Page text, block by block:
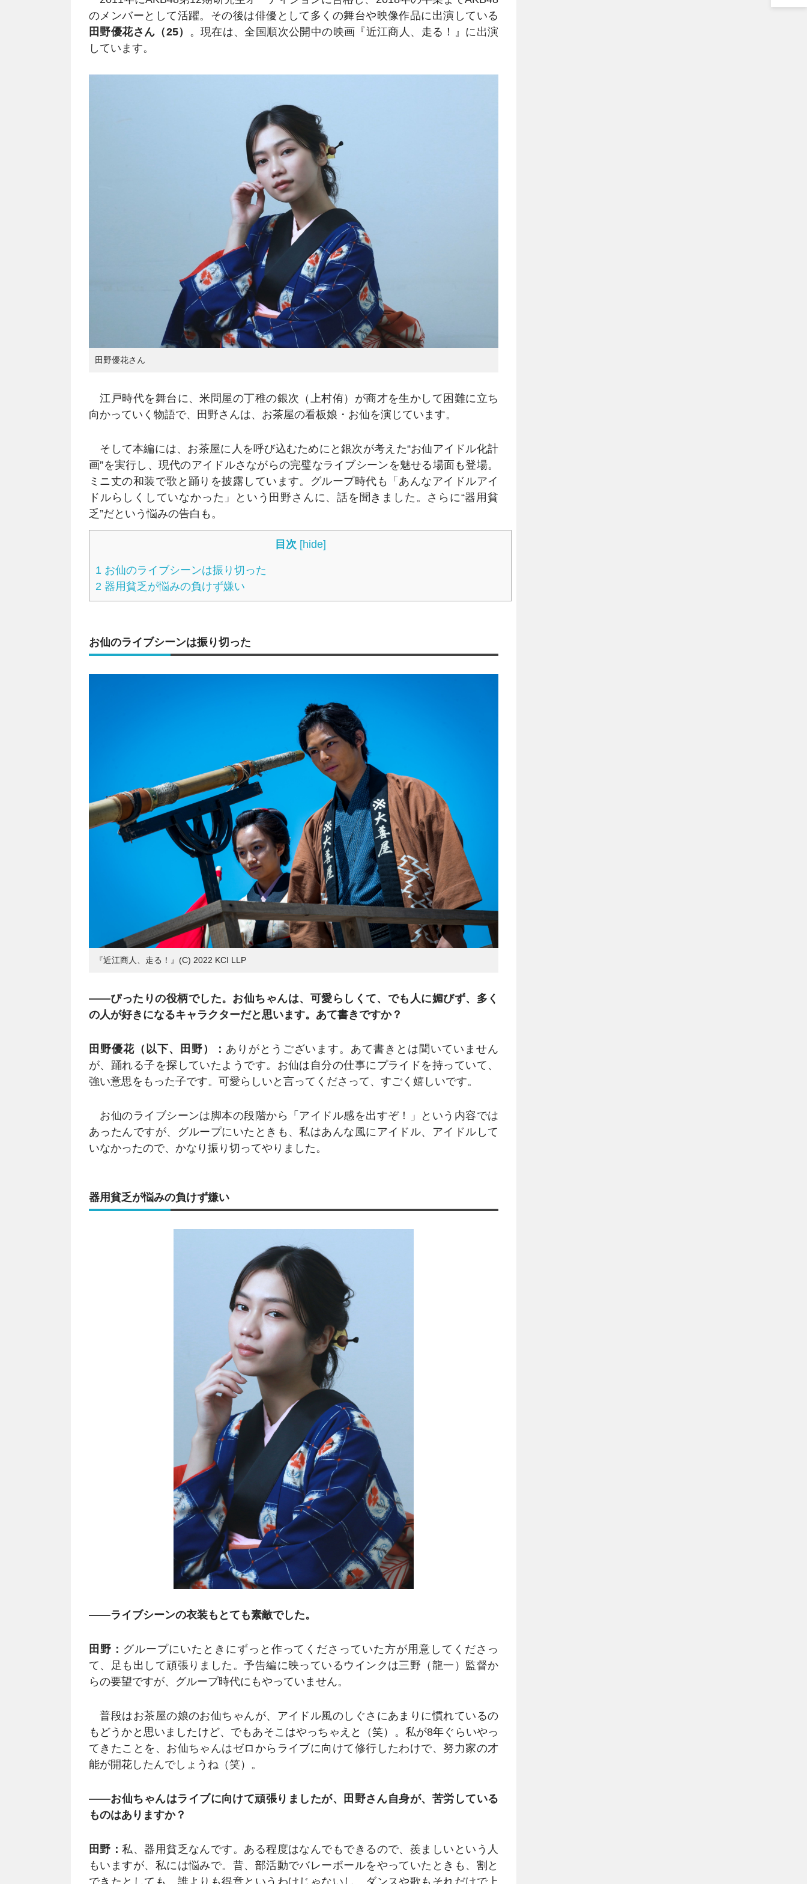
のメンバーとして活躍。その後は俳優として多くの舞台や映像作品に出演している
田野優花さん（25） 。現在は、全国順次公開中の映画『近江商人、走る！』に出演
しています。
田野優花さん
江戸時代を舞台に、米問屋の丁稚の銀次（上村侑）が商才を生かして困難に立ち
向かっていく物語で、田野さんは、お茶屋の看板娘・お仙を演じています。
そして本編には、お茶屋に人を呼び込むためにと銀次が考えた“お仙アイドル化計
画”を実行し、現代のアイドルさながらの完璧なライブシーンを魅せる場面も登場。
ミニ丈の和装で歌と踊りを披露しています。グループ時代も「あんなアイドルアイ
ドルらしくしていなかった」という田野さんに、話を聞きました。さらに“器用貧
乏”だという悩みの告白も。
目次 [hide]
1 お仙のライブシーンは振り切った
2 器用貧乏が悩みの負けず嫌い
お仙のライブシーンは振り切った
『近江商人、走る！』(C) 2022 KCI LLP
――ぴったりの役柄でした。お仙ちゃんは、可愛らしくて、でも人に媚びず、多く
の人が好きになるキャラクターだと思います。あて書きですか？
田野優花（以下、田野）： ありがとうございます。あて書きとは聞いていません
が、踊れる子を探していたようです。お仙は自分の仕事にプライドを持っていて、
強い意思をもった子です。可愛らしいと言ってくださって、すごく嬉しいです。
お仙のライブシーンは脚本の段階から「アイドル感を出すぞ！」という内容では
あったんですが、グループにいたときも、私はあんな風にアイドル、アイドルして
いなかったので、かなり振り切ってやりました。
器用貧乏が悩みの負けず嫌い
――ライブシーンの衣装もとても素敵でした。
田野： グループにいたときにずっと作ってくださっていた方が用意してくださっ
て、足も出して頑張りました。予告編に映っているウインクは三野（龍一）監督か
らの要望ですが、グループ時代にもやっていません。
普段はお茶屋の娘のお仙ちゃんが、アイドル風のしぐさにあまりに慣れているの
もどうかと思いましたけど、でもあそこはやっちゃえと（笑）。私が8年ぐらいやっ
てきたことを、お仙ちゃんはゼロからライブに向けて修行したわけで、努力家の才
能が開花したんでしょうね（笑）。
――お仙ちゃんはライブに向けて頑張りましたが、田野さん自身が、苦労している
ものはありますか？
田野：私、器用貧乏なんです。ある程度はなんでもできるので、羨ましいという人
もいますが、私には悩みで。昔、部活動でバレーボールをやっていたときも、割と
できたとしても、誰よりも得意というわけじゃないし、ダンスや歌もそれだけで上